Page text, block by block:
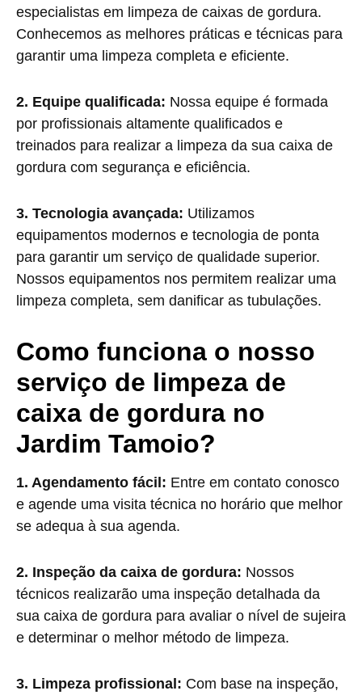
especialistas em limpeza de caixas de gordura.
Conhecemos as melhores práticas e técnicas para
garantir uma limpeza completa e eficiente.
2. Equipe qualificada: Nossa equipe é formada
por profissionais altamente qualificados e
treinados para realizar a limpeza da sua caixa de
gordura com segurança e eficiência.
3. Tecnologia avançada: Utilizamos
equipamentos modernos e tecnologia de ponta
para garantir um serviço de qualidade superior.
Nossos equipamentos nos permitem realizar uma
limpeza completa, sem danificar as tubulações.
Como funciona o nosso
serviço de limpeza de
caixa de gordura no
Jardim Tamoio?
1. Agendamento fácil: Entre em contato conosco
e agende uma visita técnica no horário que melhor
se adequa à sua agenda.
2. Inspeção da caixa de gordura: Nossos
técnicos realizarão uma inspeção detalhada da
sua caixa de gordura para avaliar o nível de sujeira
e determinar o melhor método de limpeza.
3. Limpeza profissional: Com base na inspeção,